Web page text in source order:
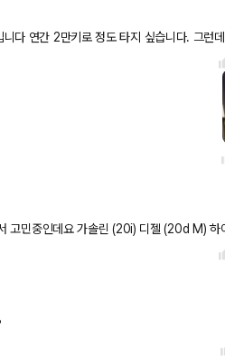
니다 연간 2만키로 정도 타지 싶습니다. 그
고민중인데요 가솔린 (20i) 디젤 (20d M) 하